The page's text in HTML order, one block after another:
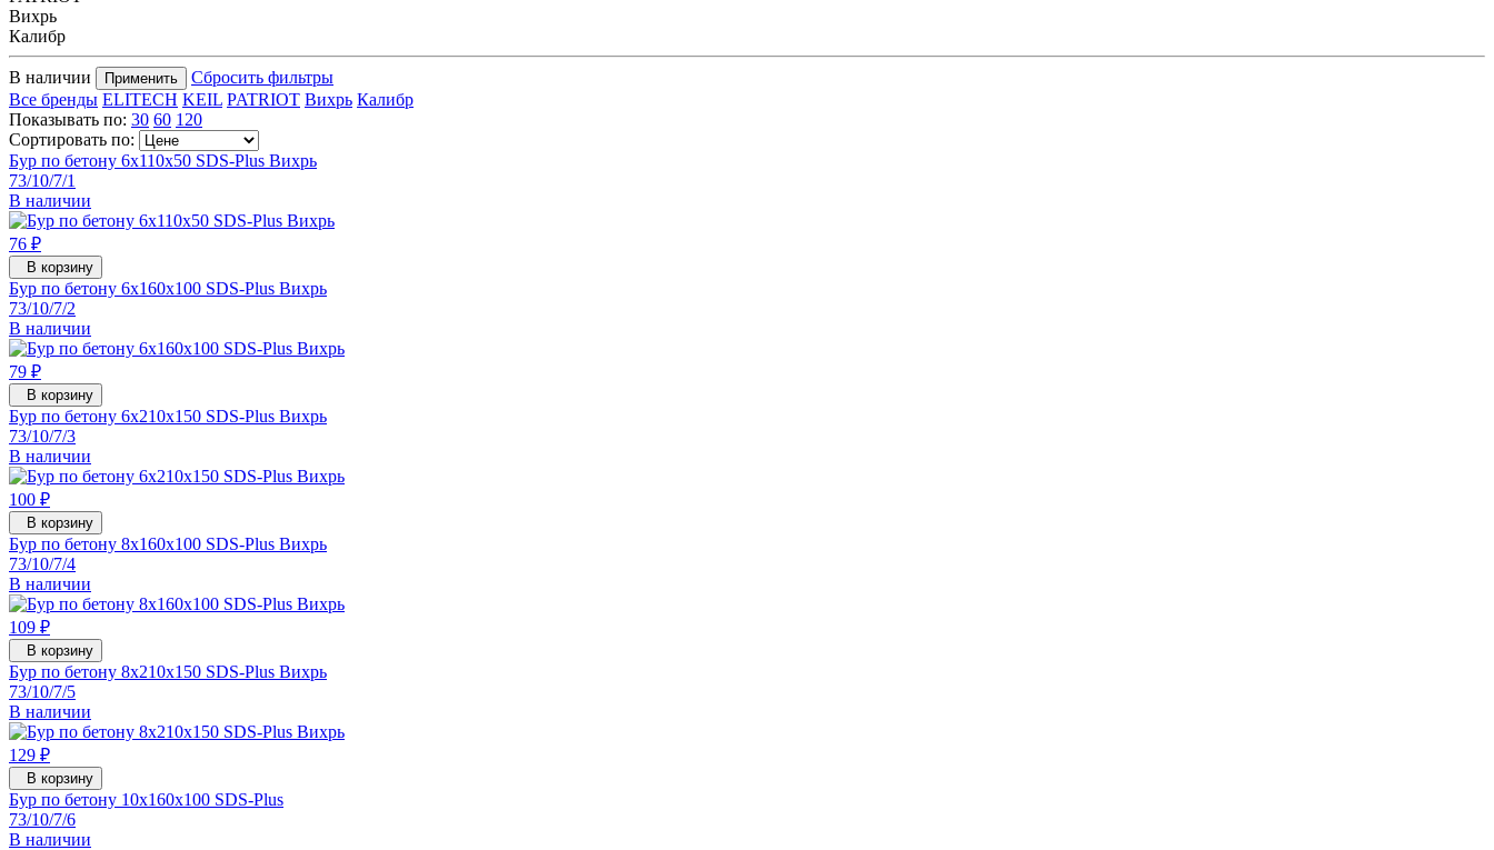
Вихрь
Калибр
В наличии Применить
Сбросить фильтры
Все бренды ELITECH KEIL PATRIOT Вихрь Калибр
Показывать по: 30 60 120
Сортировать по:
Бур по бетону 6x110x50 SDS-Plus Вихрь
73/10/7/1
В наличии
76 ₽
В корзину
Бур по бетону 6x160x100 SDS-Plus Вихрь
73/10/7/2
В наличии
79 ₽
В корзину
Бур по бетону 6x210x150 SDS-Plus Вихрь
73/10/7/3
В наличии
100 ₽
В корзину
Бур по бетону 8x160x100 SDS-Plus Вихрь
73/10/7/4
В наличии
109 ₽
В корзину
Бур по бетону 8x210x150 SDS-Plus Вихрь
73/10/7/5
В наличии
129 ₽
В корзину
Бур по бетону 10x160x100 SDS-Plus
73/10/7/6
В наличии